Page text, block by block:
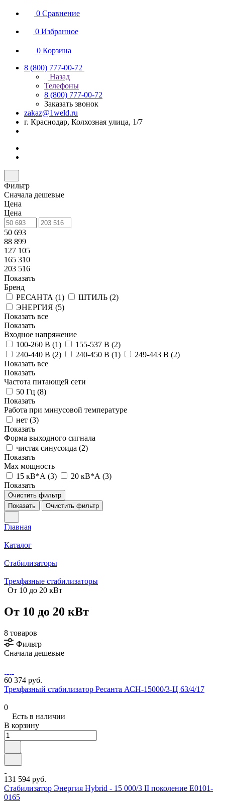
0 Сравнение
0 Избранное
0 Корзина
8 (800) 777-00-72
Назад
Телефоны
8 (800) 777-00-72
Заказать звонок
zakaz@1weld.ru
г. Краснодар, Колхозная улица, 1/7
Фильтр
Сначала дешевые
Цена
Цена
50 693
88 899
127 105
165 310
203 516
Показать
Бренд
РЕСАНТА (1) ШТИЛЬ (2)
ЭНЕРГИЯ (5)
Показать все
Показать
Входное напряжение
100-260 В (1) 155-537 В (2)
240-440 В (2) 240-450 В (1) 249-443 В (2)
Показать все
Показать
Частота питающей сети
50 Гц (8)
Показать
Работа при минусовой температуре
нет (3)
Показать
Форма выходного сигнала
чистая синусоида (2)
Показать
Max мощность
15 кВ*А (3) 20 кВ*А (3)
Показать
Очистить фильтр
Показать
Очистить фильтр
Главная
Каталог
Стабилизаторы
Трехфазные стабилизаторы
От 10 до 20 кВт
От 10 до 20 кВт
8 товаров
Фильтр
Сначала дешевые
60 374 руб.
Трехфазный стабилизатор Ресанта АСН-15000/3-Ц 63/4/17
0
Есть в наличии
В корзину
131 594 руб.
Стабилизатор Энергия Hybrid - 15 000/3 II поколение Е0101-
0165